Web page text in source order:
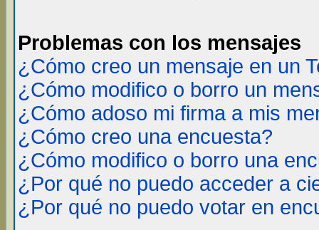
Problemas con los mensajes
¿Cómo creo un mensaje en un
¿Cómo modifico o borro un
¿Cómo adoso mi firma a mis
¿Cómo creo una encuesta?
¿Cómo modifico o borro una
¿Por qué no puedo acceder a
¿Por qué no puedo votar en